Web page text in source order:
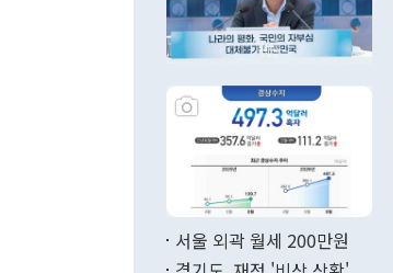
서울 외곽 월세 200만원